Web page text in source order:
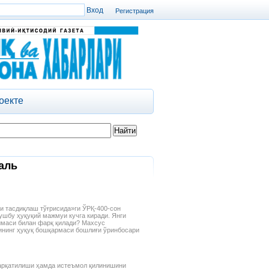
Регистрация
тасдиқлаш тўғрисида»ги ЎРҚ-400-сон
ҳуқуқий мажмуи кучга киради. Янги
билан фарқ қилади? Махсус
ҳуқуқ бошқармаси бошлиғи ўринбосари
ҳамда истеъмол қилинишини